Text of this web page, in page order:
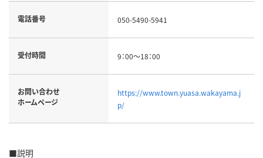
電話番号 050-5490-5941
受付時間 9：00～18：00
お問い合わせ
ホームページ
https://www.town.yuasa.wakayama.j
p/
■説明